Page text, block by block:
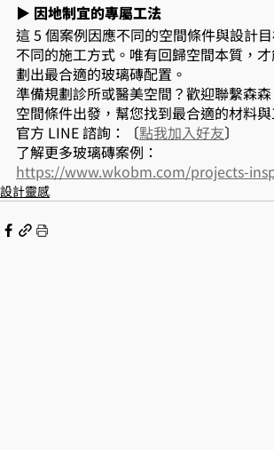
▶ 因地制宜的專屬工法
這 5 個案例因應不同的空間條件與設計
不同的施工方式。唯有回歸空間本質，
劃出最合適的玻璃磚配置。
準備規劃診所或醫美空間？歡迎聯繫森
空間條件出發，幫您找到最合適的材料與
官方 LINE 諮詢：〔點我加入好友〕
了解更多玻璃磚案例：
https://www.wkobm.com/projects-
設計靈感